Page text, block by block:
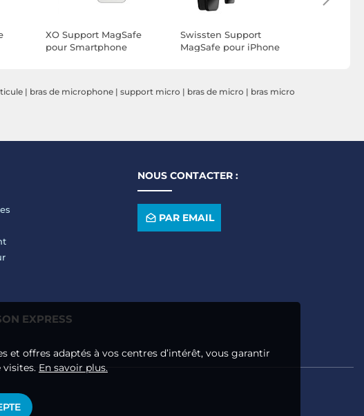
et offres adaptés à vos centres d’intérêt, vous garantir
visites. En savoir plus.
XO Support MagSafe
pour Smartphone
Swissten Support
MagSafe pour iPhone
| bras de microphone | support micro | bras de micro | bras micro
NOUS CONTACTER :
PAR EMAIL
EXPRESS